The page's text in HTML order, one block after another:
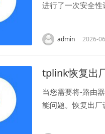
进行了一次安全
admin 2026-
tplink恢复出
当您需要将-路由
能问题。恢复出